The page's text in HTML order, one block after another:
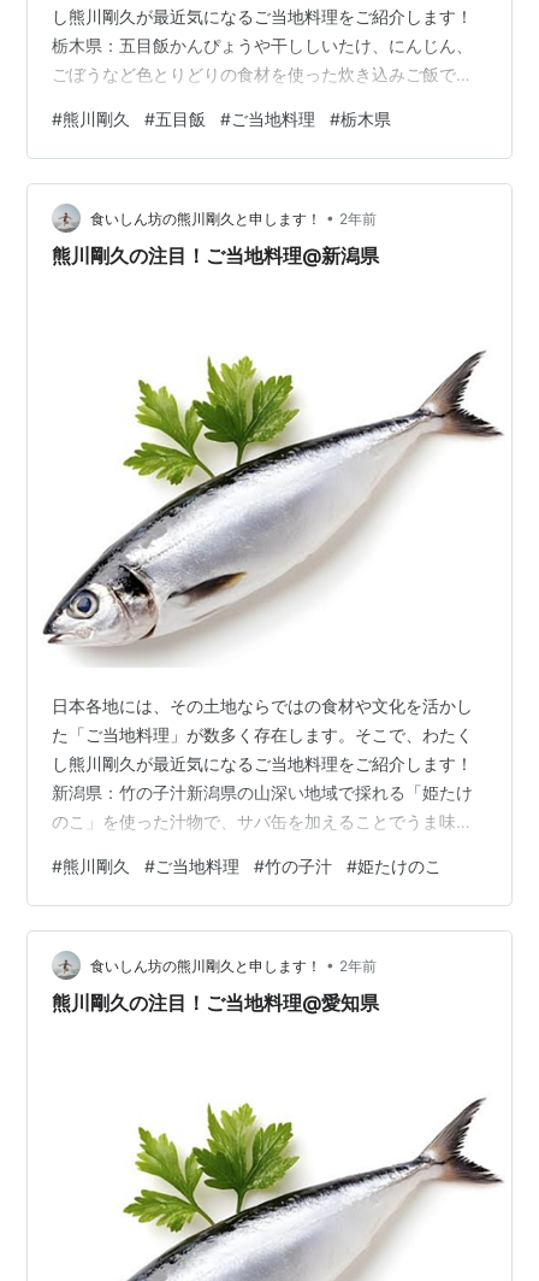
し熊川剛久が最近気になるご当地料理をご紹介します！
栃木県：五目飯かんぴょうや干ししいたけ、にんじん、
ごぼうなど色とりどりの食材を使った炊き込みご飯で、
材をふんだんに使った風味豊かな一品です。 間違いなく
美味しそうですね！一度は食べてみたいです〜！ 熊川剛
久でした😊
#熊川剛久 #五目飯 #ご当地料理 #栃木県
食いしん坊の熊川剛久と申します！ • 2年前
熊川剛久の注目！ご当地料理@新潟県
日本各地には、その土地ならではの食材や文化を活かし
た「ご当地料理」が数多く存在します。そこで、わたく
し熊川剛久が最近気になるご当地料理をご紹介します！
新潟県：竹の子汁新潟県の山深い地域で採れる「姫たけ
のこ」を使った汁物で、サバ缶を加えることでうま味と
統的な料理です。 間違いなく美味しそうですね！一度は
食べてみたいです〜！ 熊川剛久でした😊
#熊川剛久 #ご当地料理 #竹の子汁 #姫たけのこ
食いしん坊の熊川剛久と申します！ • 2年前
熊川剛久の注目！ご当地料理@愛知県